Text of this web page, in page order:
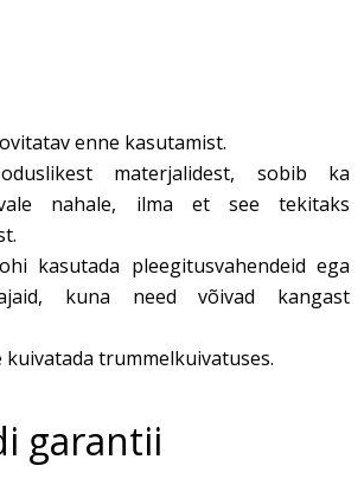
enne kasutamist.
materjalidest, sobib ka
nahale, ilma et see tekitaks
kasutada pleegitusvahendeid ega
kuna need võivad kangast
trummelkuivatuses.
garantii